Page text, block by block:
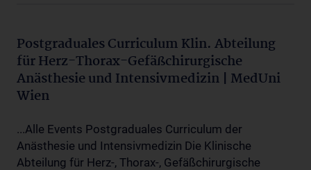
Postgraduales Curriculum Klin. Abteilung
für Herz-Thorax-Gefäßchirurgische
Anästhesie und Intensivmedizin | MedUni
Wien
...Alle Events Postgraduales Curriculum der
Anästhesie und Intensivmedizin Die Klinische
Abteilung für Herz-, Thorax-, Gefäßchirurgische